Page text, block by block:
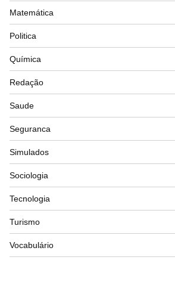
Matemática
Politica
Química
Redação
Saude
Seguranca
Simulados
Sociologia
Tecnologia
Turismo
Vocabulário